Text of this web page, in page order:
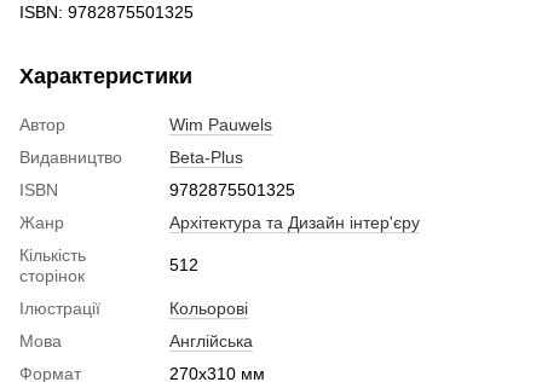
ISBN: 9782875501325
Характеристики
Автор
Wim Pauwels
Видавництво
Beta-Plus
ISBN
9782875501325
Жанр
Архітектура та Дизайн інтер'єру
Кількість
сторінок
512
Ілюстрації
Кольорові
Мова
Англійська
Формат
270x310 мм